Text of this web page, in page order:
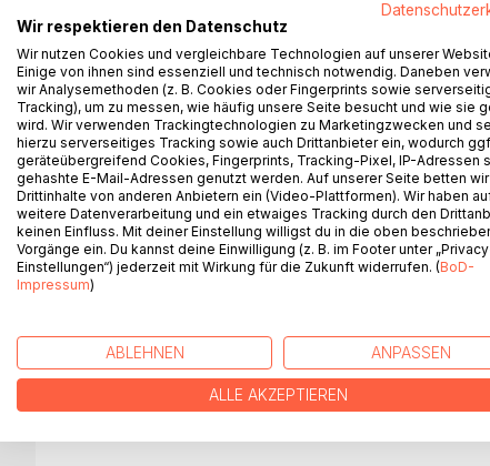
6. Verbderivate
7. Maandalizi ya sherehe
8. Sherehe ya Mzee Hussein
9. Bedingungssätze mit -nge-
10. Bedingungssätze mit -ngali-
11. Verneinung von -nge- und -ngali-
12. Safari
13. u-Nomialklasse
14. Kuelekea shuleni
15. Neema anafundisha
16. Familia ya Klaus inaagana na familia ya Baraka
Der Band ist speziell für das selbstständige
Übungsformate. In Teil 2 werden Dir die
Noch ein Wörterbuch zur Hand oder der Blick in
Nähe. Auf zu neuen Lernerfolgen
Wir respektieren den Datenschutz
Wir nutzen Cookies und vergleichbare Technologien auf unserer
Einige von ihnen sind essenziell und technisch notwendig. Daneben
wir Analysemethoden (z. B. Cookies oder Fingerprints sowie
Tracking), um zu messen, wie häufig unsere Seite besucht und wie sie
wird. Wir verwenden Trackingtechnologien zu Marketingzwecken und
hierzu serverseitiges Tracking sowie auch Drittanbieter ein, wodurch
geräteübergreifend Cookies, Fingerprints, Tracking-Pixel, IP-Adressen
gehashte E-Mail-Adressen genutzt werden. Auf unserer Seite betten
Drittinhalte von anderen Anbietern ein (Video-Plattformen). Wir haben
weitere Datenverarbeitung und ein etwaiges Tracking durch den
keinen Einfluss. Mit deiner Einstellung willigst du in die oben
Vorgänge ein. Du kannst deine Einwilligung (z. B. im Footer unter
Einstellungen“) jederzeit mit Wirkung für die Zukunft widerrufen. (BoD-
Impressum)
ABLEHNEN ANPASSEN
ALLE AKZEPTIEREN